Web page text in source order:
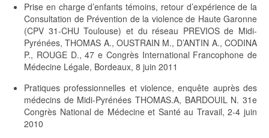
Prise en charge d’enfants témoins, retour d’expérience de la
Consultation de Prévention de la violence de Haute Garonne
(CPV 31-CHU Toulouse) et du réseau PREVIOS de Midi-
Pyrénées, THOMAS A., OUSTRAIN M., D’ANTIN A., CODINA
P., ROUGE D., 47 e Congrès International Francophone de
Médecine Légale, Bordeaux, 8 juin 2011
Pratiques professionnelles et violence, enquête auprès des
médecins de Midi-Pyrénées THOMAS.A, BARDOUIL N. 31e
Congrès National de Médecine et Santé au Travail, 2-4 juin
2010